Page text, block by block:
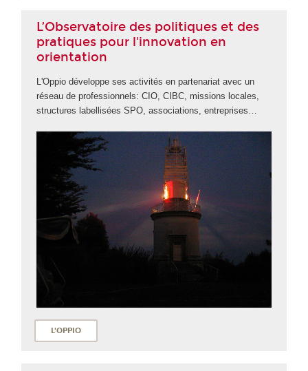
L’Observatoire des politiques et des
pratiques pour l'innovation en
orientation
L'Oppio développe ses activités en partenariat avec un
réseau de professionnels: CIO, CIBC, missions locales,
structures labellisées SPO, associations, entreprises…
L'OPPIO